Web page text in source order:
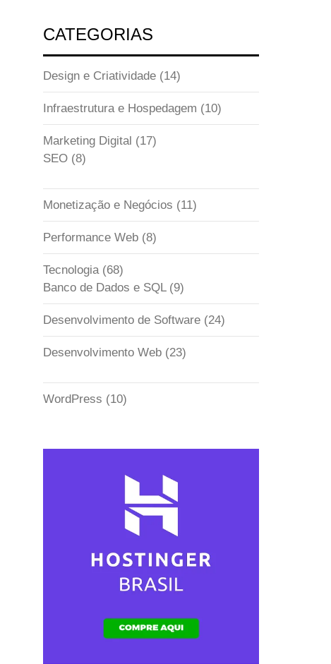
CATEGORIAS
Design e Criatividade (14)
Infraestrutura e Hospedagem (10)
Marketing Digital (17)
SEO (8)
Monetização e Negócios (11)
Performance Web (8)
Tecnologia(68)
Banco de Dados e SQL(9)
Desenvolvimento de Software (24)
Desenvolvimento Web (23)
WordPress (10)